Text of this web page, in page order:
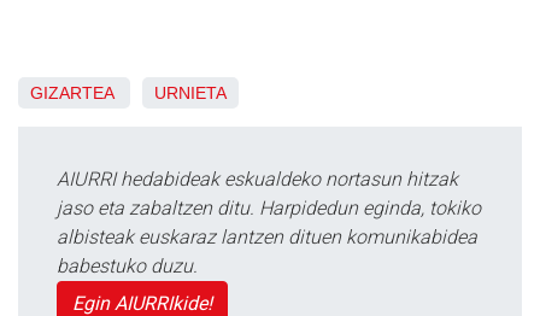
GIZARTEA URNIETA
AIURRI hedabideak eskualdeko nortasun hitzak
jaso eta zabaltzen ditu. Harpidedun eginda, tokiko
albisteak euskaraz lantzen dituen komunikabidea
babestuko duzu.
Egin AIURRIkide!